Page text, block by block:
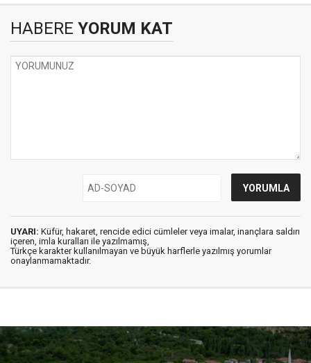
HABERE YORUM KAT
UYARI: Küfür, hakaret, rencide edici cümleler veya imalar, inançlara saldırı
içeren, imla kuralları ile yazılmamış,
Türkçe karakter kullanılmayan ve büyük harflerle yazılmış yorumlar
onaylanmamaktadır.